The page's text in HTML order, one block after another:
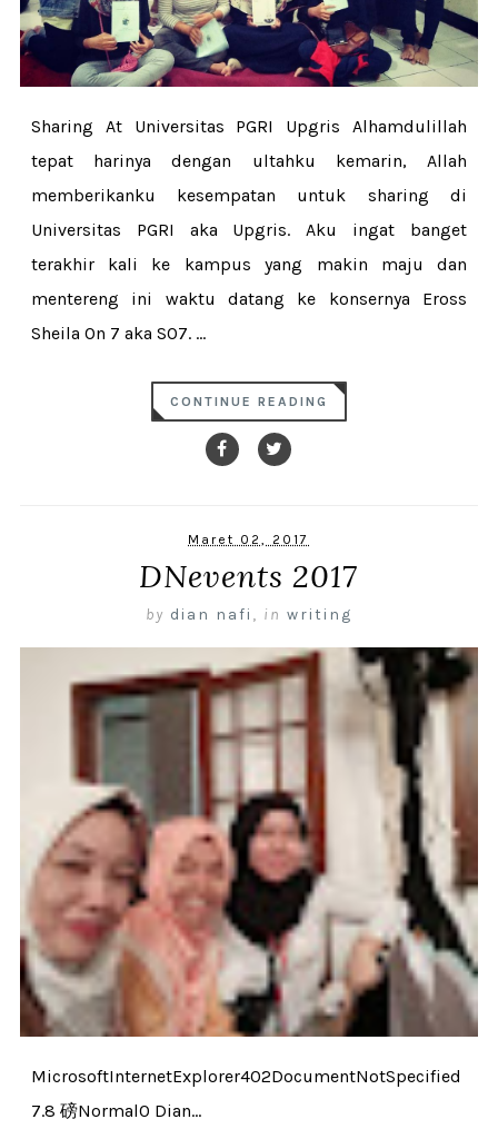
Sharing At Universitas PGRI Upgris Alhamdulillah
tepat harinya dengan ultahku kemarin, Allah
memberikanku kesempatan untuk sharing di
Universitas PGRI aka Upgris. Aku ingat banget
terakhir kali ke kampus yang makin maju dan
mentereng ini waktu datang ke konsernya Eross
Sheila On 7 aka SO7. ...
CONTINUE READING
Maret 02, 2017
DNevents 2017
by dian nafi , in writing
MicrosoftInternetExplorer402DocumentNotSpecified
7.8 磅Normal0 Dian...